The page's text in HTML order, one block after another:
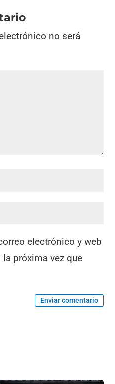
no será
electrónico y web
próxima vez que
Enviar comentario